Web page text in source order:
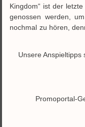
Kingdom“ ist der
genossen werden,
nochmal zu hören,
Unsere Anspieltipps
Promoportal-